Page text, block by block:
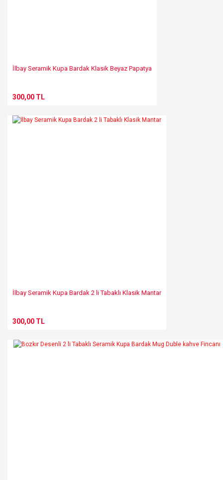
İlbay Seramik Kupa Bardak Klasik Beyaz Papatya
300,00 TL
İlbay Seramik Kupa Bardak 2 li Tabaklı Klasik Mantar
300,00 TL